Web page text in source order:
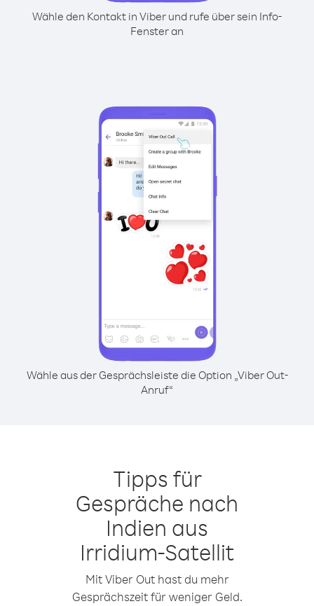
Wähle den Kontakt in Viber und rufe über sein Info-
Fenster an
Wähle aus der Gesprächsleiste die Option „Viber Out-
Anruf“
Tipps für
Gespräche nach
Indien aus
Irridium-Satellit
Mit Viber Out hast du mehr
Gesprächszeit für weniger Geld.